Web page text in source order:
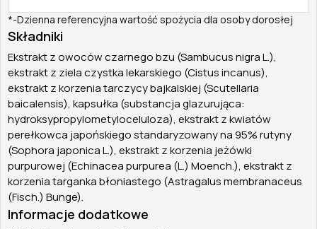
*-Dzienna referencyjna wartość spożycia dla osoby dorosłej
Składniki
Ekstrakt z owoców czarnego bzu (Sambucus nigra L.),
ekstrakt z ziela czystka lekarskiego (Cistus incanus),
ekstrakt z korzenia tarczycy bajkalskiej (Scutellaria
baicalensis), kapsułka (substancja glazurująca:
hydroksypropylometyloceluloza), ekstrakt z kwiatów
perełkowca japońskiego standaryzowany na 95% rutyny
(Sophora japonica L.), ekstrakt z korzenia jeżówki
purpurowej (Echinacea purpurea (L.) Moench.), ekstrakt z
korzenia targanka błoniastego (Astragalus membranaceus
(Fisch.) Bunge).
Informacje dodatkowe